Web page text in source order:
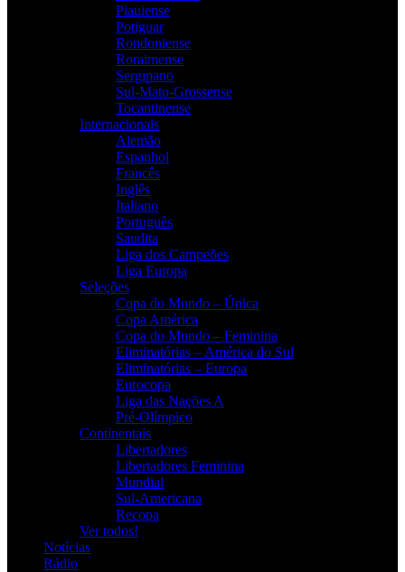
Piauiense
Potiguar
Rondoniense
Roraimense
Sergipano
Sul-Mato-Grossense
Tocantinense
Internacionais
Alemão
Espanhol
Francês
Inglês
Italiano
Português
Saudita
Liga dos Campeões
Liga Europa
Seleções
Copa do Mundo – Única
Copa América
Copa do Mundo – Feminina
Eliminatórias – América do Sul
Eliminatórias – Europa
Eurocopa
Liga das Nações A
Pré-Olímpico
Continentais
Libertadores
Libertadores Feminina
Mundial
Sul-Americana
Recopa
Ver todos!
Notícias
Rádio